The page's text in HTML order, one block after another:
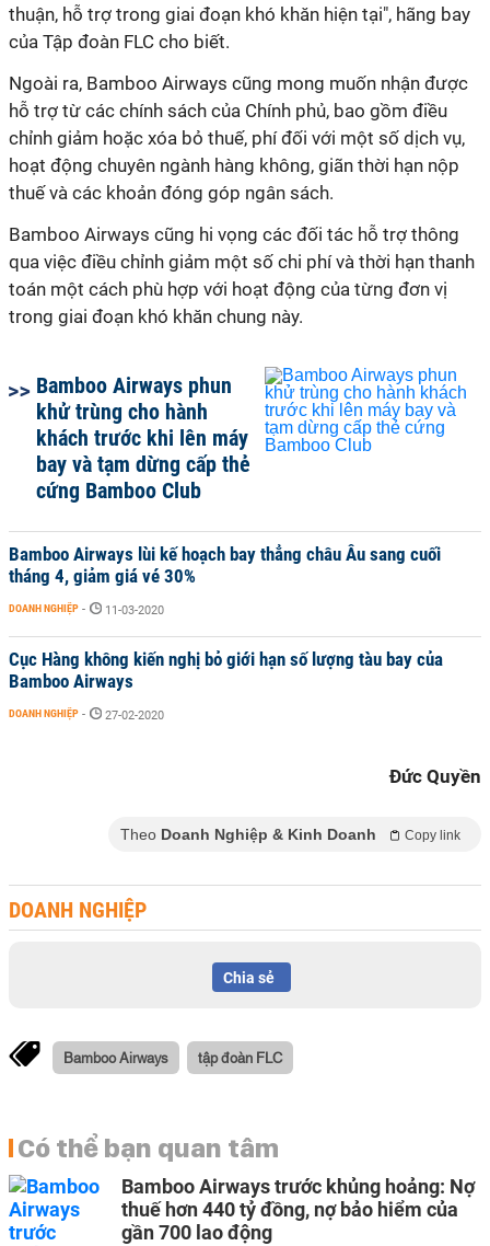
thuận, hỗ trợ trong giai đoạn khó khăn hiện tại", hãng bay
của Tập đoàn FLC cho biết.
Ngoài ra, Bamboo Airways cũng mong muốn nhận được
hỗ trợ từ các chính sách của Chính phủ, bao gồm điều
chỉnh giảm hoặc xóa bỏ thuế, phí đối với một số dịch vụ,
hoạt động chuyên ngành hàng không, giãn thời hạn nộp
thuế và các khoản đóng góp ngân sách.
Bamboo Airways cũng hi vọng các đối tác hỗ trợ thông
qua việc điều chỉnh giảm một số chi phí và thời hạn thanh
toán một cách phù hợp với hoạt động của từng đơn vị
trong giai đoạn khó khăn chung này.
Bamboo Airways phun
khử trùng cho hành
khách trước khi lên máy
bay và tạm dừng cấp thẻ
cứng Bamboo Club
Bamboo Airways lùi kế hoạch bay thẳng châu Âu sang cuối
tháng 4, giảm giá vé 30%
DOANH NGHIỆP - 11-03-2020
Cục Hàng không kiến nghị bỏ giới hạn số lượng tàu bay của
Bamboo Airways
DOANH NGHIỆP - 27-02-2020
Đức Quyền
Theo Doanh Nghiệp & Kinh Doanh Copy link
DOANH NGHIỆP
Chia sẻ
Bamboo Airways tập đoàn FLC
Có thể bạn quan tâm
Bamboo Airways trước khủng hoảng: Nợ
thuế hơn 440 tỷ đồng, nợ bảo hiểm của
gần 700 lao động